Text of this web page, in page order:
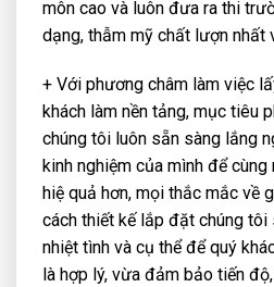
môn cao và luôn đưa ra thi
dạng, thẫm mỹ chất lượn nhất
+ Với phương châm làm việc
khách làm nền tảng, mục tiêu
chúng tôi luôn sẵn sàng lắng
kinh nghiệm của mình để
hiệ quả hơn, mọi thắc mắc về
cách thiết kế lắp đặt chúng
nhiệt tình và cụ thể để quý
là hợp lý, vừa đảm bảo tiến